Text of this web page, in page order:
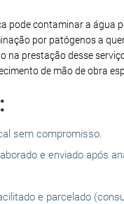
pode contaminar a água
por patógenos a
na prestação desse
de mão de obra
sem compromisso.
e enviado após
e parcelado